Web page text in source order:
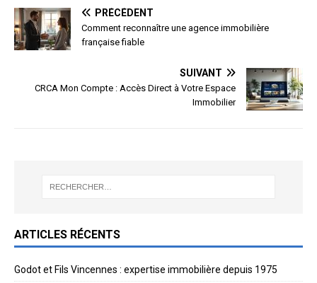
PRÉCÉDENT
Comment reconnaître une agence immobilière
française fiable
SUIVANT
CRCA Mon Compte : Accès Direct à Votre Espace
Immobilier
ARTICLES RÉCENTS
Godot et Fils Vincennes : expertise immobilière depuis 1975